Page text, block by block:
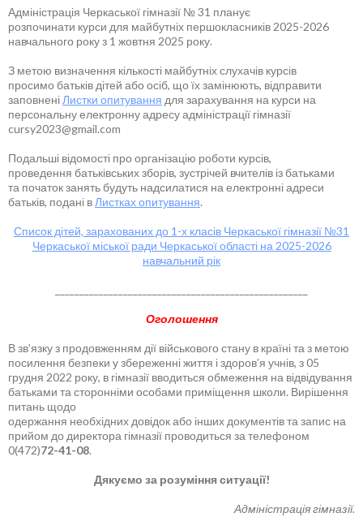
Адміністрація Черкаської гімназії № 31 планує
розпочинати курси для майбутніх першокласників 2025-2026
навчального року з 1 жовтня 2025 року.
З метою визначення кількості майбутніх слухачів курсів
просимо батьків дітей або осіб, що їх замінюють, відправити
заповнені Листки опитування для зарахування на курси на
персональну електронну адресу адміністрації гімназії
cursy2023@gmail.com
Подальші відомості про організацію роботи курсів,
проведення батьківських зборів, зустрічей вчителів із батьками
та початок занять будуть надсилатися на електронні адреси
батьків, подані в Листках опитування.
Список дітей, зарахованих до 1-х класів Черкаської гімназії №31
Черкаської міської ради Черкаської області на 2025-2026
навчальний рік
Оголошення
В зв’язку з продовженням дії військового стану в країні та з метою
посилення безпеки у збереженні життя і здоров’я учнів, з 05
грудня 2022 року, в гімназії вводиться обмеження на відвідування
батьками та сторонніми особами приміщення школи. Вирішення
питань щодо
одержання необхідних довідок або інших документів та запис на
прийом до директора гімназії проводиться за телефоном
0(472)72-41-08.
Дякуємо за розуміння ситуації!
Адміністрація гімназії.